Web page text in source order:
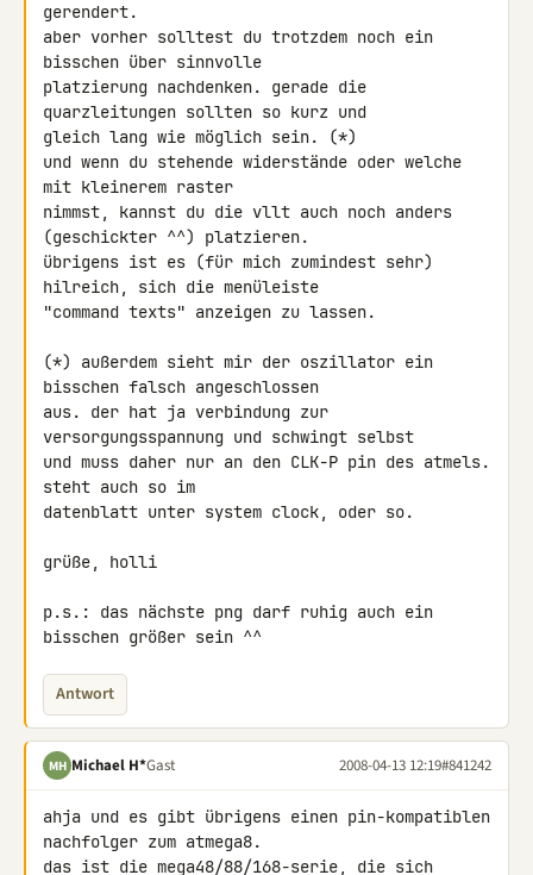
gerendert.
aber vorher solltest du trotzdem noch ein
bisschen über sinnvolle
platzierung nachdenken. gerade die
quarzleitungen sollten so kurz und
gleich lang wie möglich sein. (*)
und wenn du stehende widerstände oder welche
mit kleinerem raster
nimmst, kannst du die vllt auch noch anders
(geschickter ^^) platzieren.
übrigens ist es (für mich zumindest sehr)
hilreich, sich die menüleiste
"command texts" anzeigen zu lassen.
(*) außerdem sieht mir der oszillator ein
bisschen falsch angeschlossen
aus. der hat ja verbindung zur
versorgungsspannung und schwingt selbst
und muss daher nur an den CLK-P pin des atmels.
steht auch so im
datenblatt unter system clock, oder so.
grüße, holli
p.s.: das nächste png darf ruhig auch ein
bisschen größer sein ^^
Antwort
MH Michael H*Gast 2008-04-13 12:19#841242
ahja und es gibt übrigens einen pin-kompatiblen
nachfolger zum atmega8.
das ist die mega48/88/168-serie, die sich